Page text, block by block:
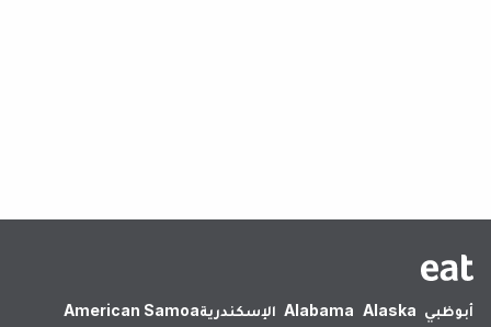
أبوظبي Alabama Alaska الإسكندرية‎American Samoa